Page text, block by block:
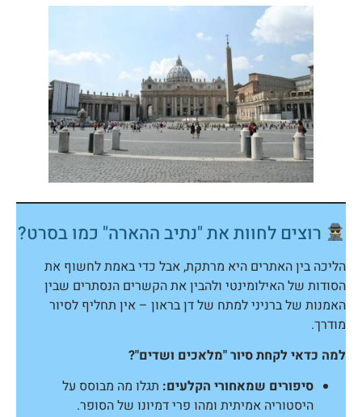
רוצים לחוות את "נתיב ההארה" כמו בסרט?
בין האתרים היא מרתקת, אבל כדי באמת לחשוף את
של האילומינטי ולהבין את הקשרים הנסתרים שבין
של ברניני למתח של דן בראון – אין תחליף לסיור
כדאי לקחת סיור "מלאכים ושדים"?
סיפורים שמאחורי הקלעים:תגלו מה מבוסס על
היסטוריה אמיתית ומהו פרי דמיונו של הסופר.